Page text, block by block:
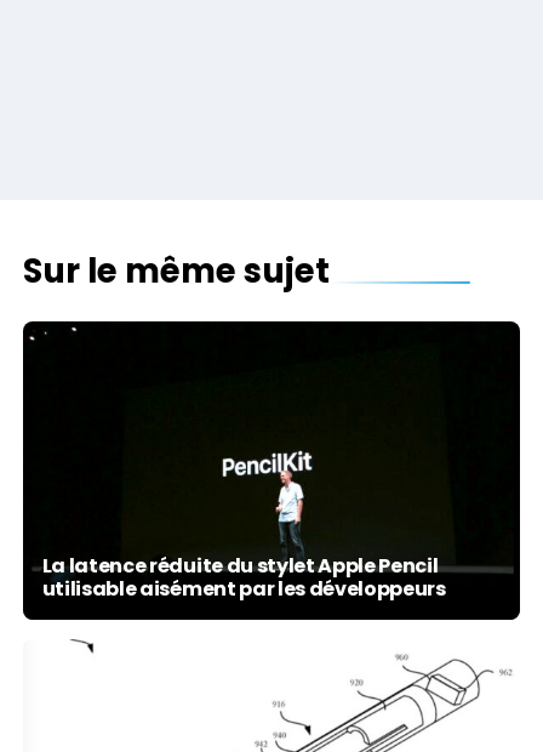
Sur le même sujet
La latence réduite du stylet Apple Pencil
utilisable aisément par les développeurs